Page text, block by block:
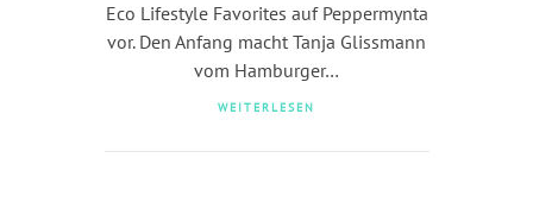
Eco Lifestyle Favorites auf Peppermynta
vor. Den Anfang macht Tanja Glissmann
vom Hamburger…
WEITERLESEN